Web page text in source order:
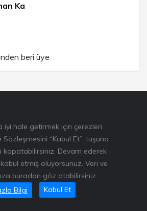
iyi hale getirmek için çerezleri
Sözleşmesini “Kabul Et”, tuşuna
kapatabilirsiniz. Devam ederek
kabul etmiş oluyorsunuz. Veri ve
buradan göz atabilirsiniz
Bilgi
Kabul Et
Ka
beri üye
bazılarıwww.unsplash.com
alınmıştır.